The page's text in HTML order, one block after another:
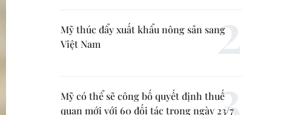
Mỹ thúc đẩy xuất khẩu nông sản sang
Việt Nam
Mỹ có thể sẽ công bố quyết định thuế
quan mới với 60 đối tác trong ngày 23/7